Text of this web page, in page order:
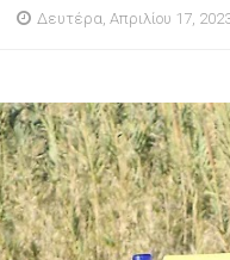
Δευτέρα, Απριλίου 17,